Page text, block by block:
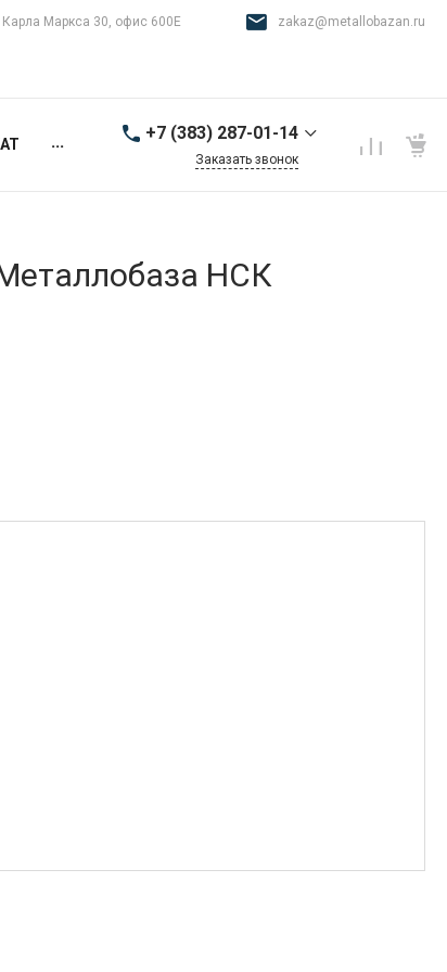
Карла Маркса 30, офис 600Е zakaz@metallobazan.ru
... +7 (383) 287-01-14
9:00-18:00 пн-пт
Заказать звонок
НСК